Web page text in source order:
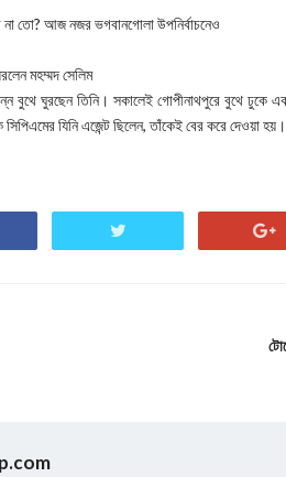
না তো? আজ নজর ভগবানগোলা উপনির্বাচনেও
মহম্মদ সেলিম
বুথে ঘুরছেন তিনি। সকালেই গোপীনাথপুরে বুথে ঢুকে
সিপিএমের যিনি এজেন্ট ছিলেন, তাঁকেই বের করে দেওয়া